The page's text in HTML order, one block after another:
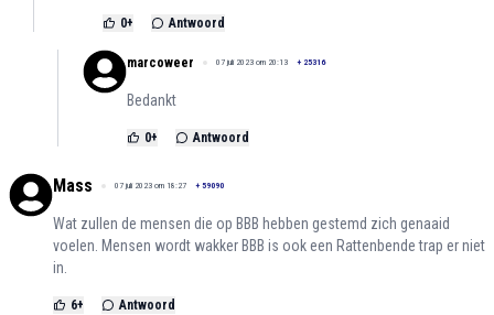
0+ Antwoord
marcoweer 07 juli 2023 om 20:13 + 25316
Bedankt
0+ Antwoord
Mass 07 juli 2023 om 18:27 + 59090
Wat zullen de mensen die op BBB hebben gestemd zich genaaid
voelen. Mensen wordt wakker BBB is ook een Rattenbende trap er niet
in.
6+ Antwoord